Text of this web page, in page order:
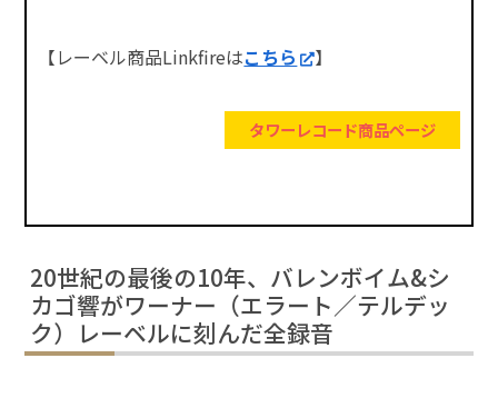
【レーベル商品Linkfireはこちら 】
タワーレコード商品ページ
20世紀の最後の10年、バレンボイム&シ
カゴ響がワーナー（エラート／テルデッ
ク）レーベルに刻んだ全録音